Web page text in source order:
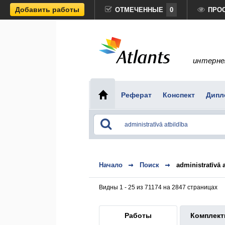
Добавить работы ОТМЕЧЕННЫЕ 0
Реферат Конспект
Начало Поиск administratīvā
Видны 1 - 25 из 71174 на 2847 страницах
Работы